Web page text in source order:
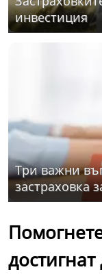
инвестиция
Три важни
застраховка